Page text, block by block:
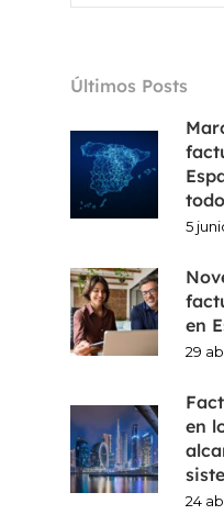
Últimos Posts
todo
5
en
29
en
24